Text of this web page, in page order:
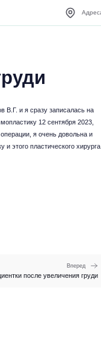
В.Г. и я сразу записалась на
12 сентября 2023,
я очень довольна и
этого пластического хирурга.
Вперед
после увеличения груди